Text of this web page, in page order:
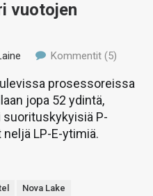
vuotojen
Kommentit (5)
prosessoreissa
jopa 52 ydintä,
P-
LP-E-ytimiä.
Nova Lake